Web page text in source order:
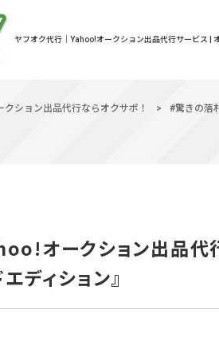
ヤフオク代行｜Yahoo!オークション出品代行サービス |
ション出品代行ならオクサポ！ > #驚きの落
オークション出品代
ディション』